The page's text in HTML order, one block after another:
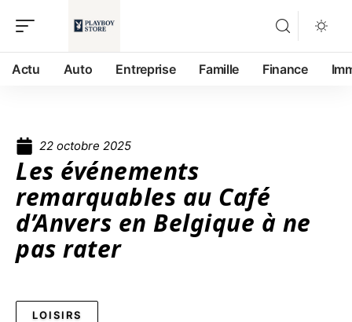
Actu Auto Entreprise Famille Finance
22 octobre 2025
Les événements
remarquables au Café
d’Anvers en Belgique à ne
pas rater
LOISIRS